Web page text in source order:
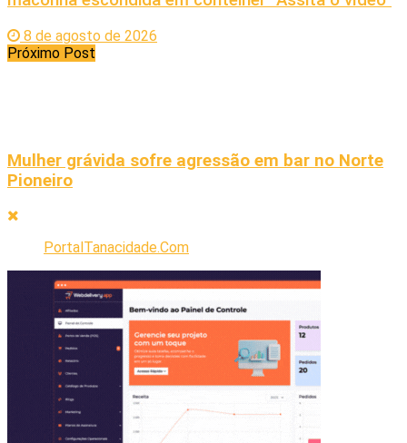
8 de agosto de 2026
Próximo Post
Mulher grávida sofre agressão em bar no Norte
Pioneiro
PortalTanacidade.Com